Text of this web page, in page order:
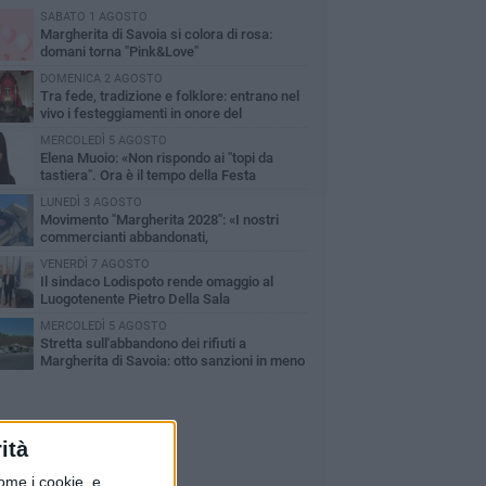
i cookie, e
SABATO 1 AGOSTO
Margherita di Savoia si colora di rosa:
domani torna "Pink&Love"
DOMENICA 2 AGOSTO
Tra fede, tradizione e folklore: entrano nel
vivo i festeggiamenti in onore del
Salvatore
MERCOLEDÌ 5 AGOSTO
Elena Muoio: «Non rispondo ai "topi da
tastiera". Ora è il tempo della Festa
LUNEDÌ 3 AGOSTO
Movimento "Margherita 2028": «I nostri
commercianti abbandonati,
Lodispoto affossa la città»
VENERDÌ 7 AGOSTO
Il sindaco Lodispoto rende omaggio al
Luogotenente Pietro Della Sala
MERCOLEDÌ 5 AGOSTO
Stretta sull'abbandono dei rifiuti a
Margherita di Savoia: otto sanzioni in meno